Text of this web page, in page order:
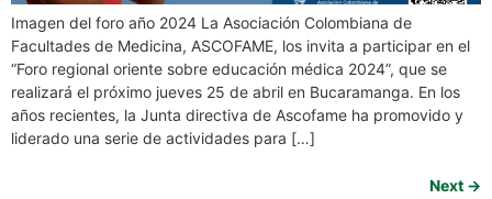
Imagen del foro año 2024 La Asociación Colombiana de
Facultades de Medicina, ASCOFAME, los invita a participar en el
“Foro regional oriente sobre educación médica 2024”, que se
realizará el próximo jueves 25 de abril en Bucaramanga. En los
años recientes, la Junta directiva de Ascofame ha promovido y
liderado una serie de actividades para […]
Next →